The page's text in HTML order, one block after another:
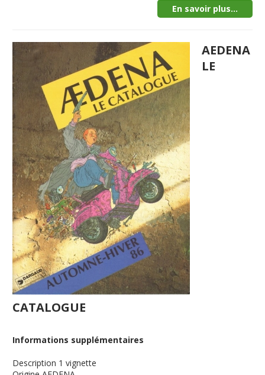
En savoir plus...
AEDENA
LE
CATALOGUE
Informations supplémentaires
Description 1 vignette